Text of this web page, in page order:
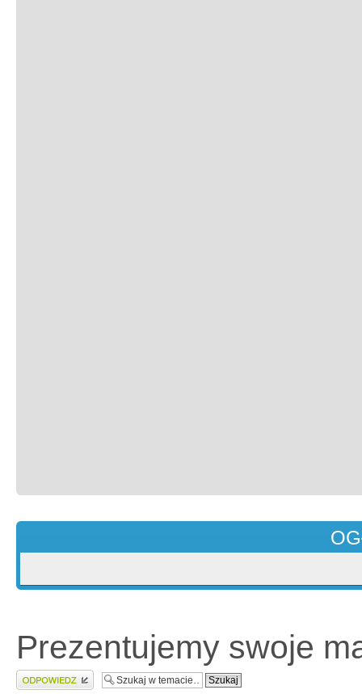
Prezentujemy swoje
Wyślij odpowiedź